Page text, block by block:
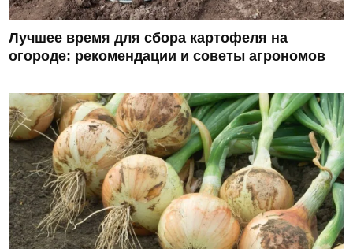
Лучшее время для сбора картофеля на
огороде: рекомендации и советы агрономов